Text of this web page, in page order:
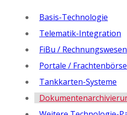
Basis-Technologie
Telematik-Integration
FiBu /
Portale /
Tankkarten-Systeme